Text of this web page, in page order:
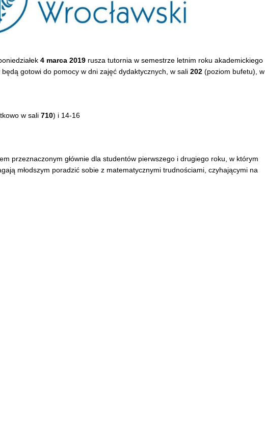
4 marca 2019 rusza tutornia w semestrze letnim roku akademickiego
gotowi do pomocy w dni zajęć dydaktycznych, w sali 202 (poziom bufetu), w
w sali 710) i 14-16
przeznaczonym głównie dla studentów pierwszego i drugiego roku, w którym
młodszym poradzić sobie z matematycznymi trudnościami, czyhającymi na